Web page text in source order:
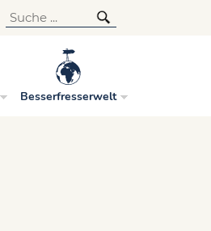
Besserfresserwelt